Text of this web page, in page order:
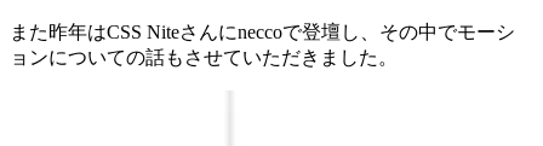
また昨年はCSS Niteさんにneccoで登壇し、その中でモーシ
ョンについての話もさせていただきました。